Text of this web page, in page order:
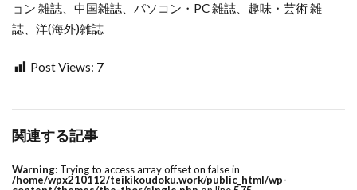
ョン 雑誌、中国雑誌、パソコン・PC 雑誌、趣味・芸術 雑
誌、洋(海外)雑誌
Post Views: 7
関連する記事
Warning: Trying to access array offset on false in
/home/wpx210112/teikikoudoku.work/public_html/wp-